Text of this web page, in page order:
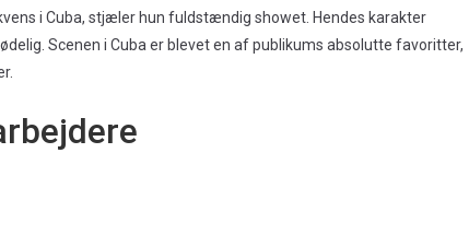
i Cuba, stjæler hun fuldstændig showet. Hendes karakter
Scenen i Cuba er blevet en af publikums absolutte favoritter,